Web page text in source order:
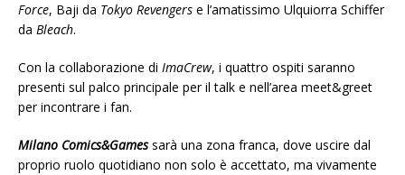
Force, Baji da Tokyo Revengers e l’amatissimo Ulquiorra Schiffer
da Bleach.
Con la collaborazione di ImaCrew, i quattro ospiti saranno
presenti sul palco principale per il talk e nell’area meet&greet
per incontrare i fan.
Milano Comics&Gamessarà una zona franca, dove uscire dal
proprio ruolo quotidiano non solo è accettato, ma vivamente